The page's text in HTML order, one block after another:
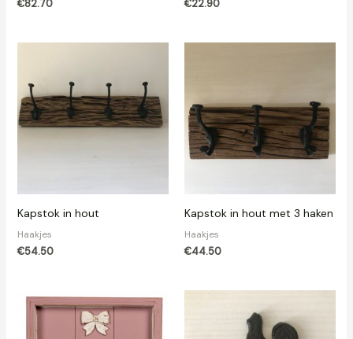
€82.70
€22.90
Kapstok in hout
Haakjes
€54.50
Kapstok in hout met 3 haken
Haakjes
€44.50